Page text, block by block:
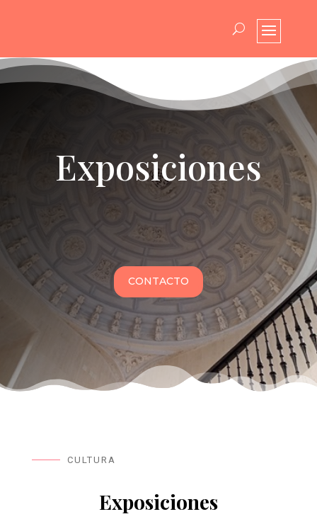
Exposiciones
CONTACTO
CULTURA
Exposiciones